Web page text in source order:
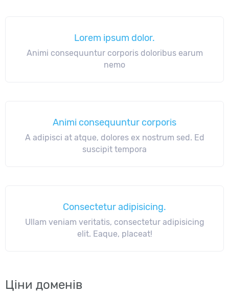
Lorem ipsum dolor.
Animi consequuntur corporis doloribus earum
nemo
Animi consequuntur corporis
A adipisci at atque, dolores ex nostrum sed. Ed
suscipit tempora
Consectetur adipisicing.
Ullam veniam veritatis, consectetur adipisicing
elit. Eaque, placeat!
Ціни доменів